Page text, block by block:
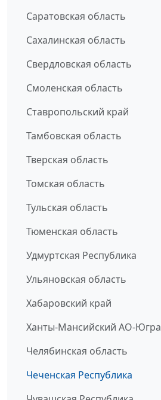
Саратовская область
Сахалинская область
Свердловская область
Смоленская область
Ставропольский край
Тамбовская область
Тверская область
Томская область
Тульская область
Тюменская область
Удмуртская Республика
Ульяновская область
Хабаровский край
Ханты-Мансийский АО-Югра
Челябинская область
Чеченская Республика